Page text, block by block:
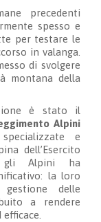
precedenti
spesso e
per testare le
in valanga.
di svolgere
montana della
è stato il
Alpini
e
dell’Esercito
gli Alpini ha
la loro
delle
a rendere